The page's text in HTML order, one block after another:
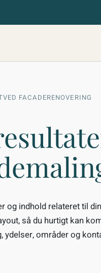
FACADERENOVERING
og indhold relateret til
så du hurtigt kan
ydelser, områder og